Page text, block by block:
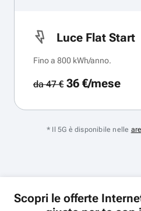
Luce Flat Start
Fino a 800 kWh/anno.
da 47 €36 €/mese
* Il 5G è disponibile nelle
Scopri le offerte